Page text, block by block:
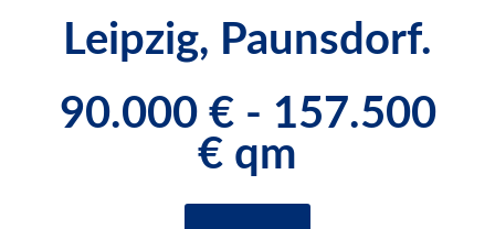
Leipzig, Paunsdorf.
90.000 € - 157.500
€ qm